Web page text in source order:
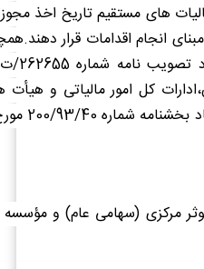
های مستقیم تاریخ اخذ
انجام اقدامات قرار
کل امور مالیاتی و
مرکزی (سهامی عام) و مؤسسه